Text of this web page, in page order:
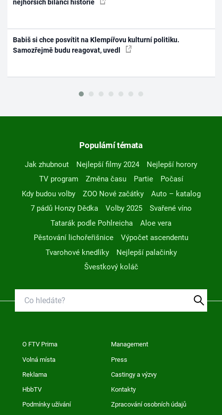
nejhorších bilancí historie
Babiš si chce posvítit na Klempířovu kulturní politiku.
Samozřejmě budu reagovat, uvedl
Populární témata
Jak zhubnout Nejlepší filmy 2024
Nejlepší horory
TV program
Změna času Partie
Počasí
Kdy budou volby
ZOO Nové začátky
Auto – katalog
7 pádů Honzy Dědka
Volby 2025
Svařené víno
Tatarák podle Pohlreicha
Aloe vera
Pěstování lichořeřišnice
Výpočet ascendentu
Tvarohové knedlíky
Nejlepší palačinky
Švestkový koláč
O FTV Prima Management
Volná místa Press
Reklama Castingy a výzvy
HbbTV Kontakty
Podmínky užívání Zpracování osobních údajů